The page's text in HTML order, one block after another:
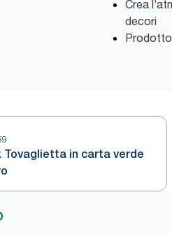
Crea
decori
Tovaglietta in carta verde